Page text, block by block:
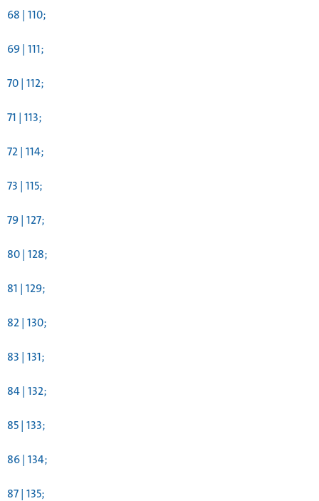
68 | 110;
69 | 111;
70 | 112;
71 | 113;
72 | 114;
73 | 115;
79 | 127;
80 | 128;
81 | 129;
82 | 130;
83 | 131;
84 | 132;
85 | 133;
86 | 134;
87 | 135;